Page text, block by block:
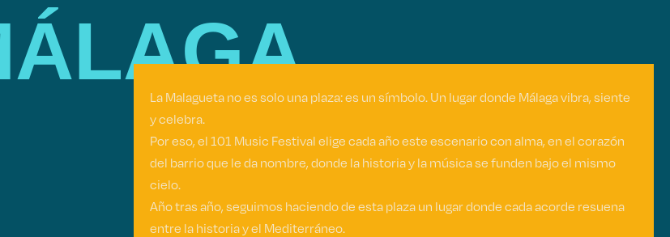
La Malagueta no es solo una plaza: es un símbolo. Un lugar donde Málaga vibra, siente
y celebra.
Por eso, el 101 Music Festival elige cada año este escenario con alma, en el corazón
del barrio que le da nombre, donde la historia y la música se funden bajo el mismo
cielo.
Año tras año, seguimos haciendo de esta plaza un lugar donde cada acorde resuena
entre la historia y el Mediterráneo.